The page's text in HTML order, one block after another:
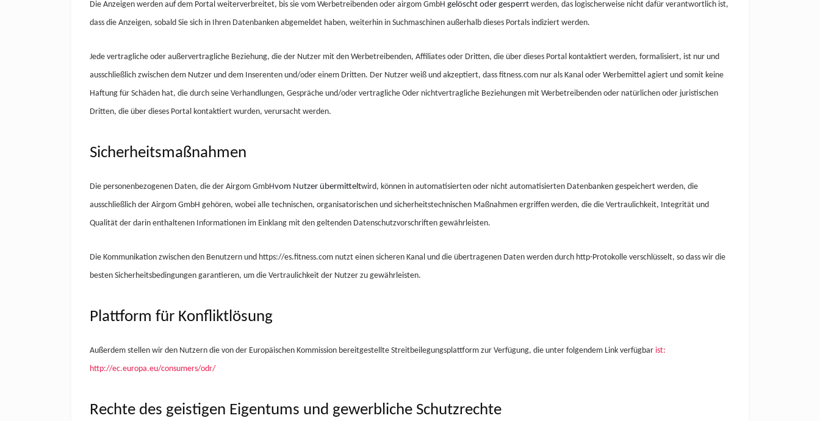
Die Anzeigen werden auf dem Portal weiterverbreitet, bis sie vom Werbetreibenden oder airgom GmbH gelöscht oder gesperrt werden, das logischerweise nicht dafür verantwortlich ist,
dass die Anzeigen, sobald Sie sich in Ihren Datenbanken abgemeldet haben, weiterhin in Suchmaschinen außerhalb dieses Portals indiziert werden.
Jede vertragliche oder außervertragliche Beziehung, die der Nutzer mit den Werbetreibenden, Affiliates oder Dritten, die über dieses Portal kontaktiert werden, formalisiert, ist nur und
ausschließlich zwischen dem Nutzer und dem Inserenten und/oder einem Dritten. Der Nutzer weiß und akzeptiert, dass fitness.com nur als Kanal oder Werbemittel agiert und somit keine
Haftung für Schäden hat, die durch seine Verhandlungen, Gespräche und/oder vertragliche Oder nichtvertragliche Beziehungen mit Werbetreibenden oder natürlichen oder juristischen
Dritten, die über dieses Portal kontaktiert wurden, verursacht werden.
Sicherheitsmaßnahmen
Die personenbezogenen Daten, die der Airgom GmbHvom Nutzer übermitteltwird, können in automatisierten oder nicht automatisierten Datenbanken gespeichert werden, die
ausschließlich der Airgom GmbH gehören, wobei alle technischen, organisatorischen und sicherheitstechnischen Maßnahmen ergriffen werden, die die Vertraulichkeit, Integrität und
Qualität der darin enthaltenen Informationen im Einklang mit den geltenden Datenschutzvorschriften gewährleisten.
Die Kommunikation zwischen den Benutzern und https://es.fitness.com nutzt einen sicheren Kanal und die übertragenen Daten werden durch http-Protokolle verschlüsselt, so dass wir die
besten Sicherheitsbedingungen garantieren, um die Vertraulichkeit der Nutzer zu gewährleisten.
Plattform für Konfliktlösung
Außerdem stellen wir den Nutzern die von der Europäischen Kommission bereitgestellte Streitbeilegungsplattform zur Verfügung, die unter folgendem Link verfügbar ist:
http://ec.europa.eu/consumers/odr/
Rechte des geistigen Eigentums und gewerbliche Schutzrechte